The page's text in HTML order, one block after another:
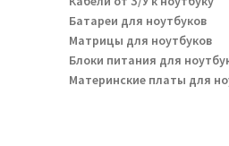
Батареи для ноутбуков
Матрицы для ноутбуков
Блоки питания для
Материнские платы для